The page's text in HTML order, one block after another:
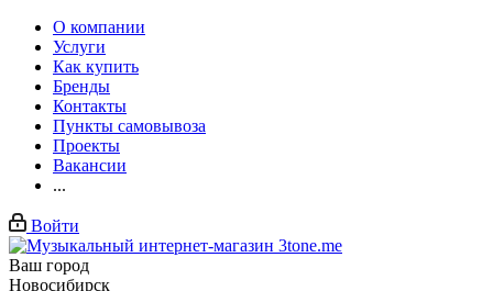
О компании
Услуги
Как купить
Бренды
Контакты
Пункты самовывоза
Проекты
Вакансии
...
Войти
Ваш город
Новосибирск